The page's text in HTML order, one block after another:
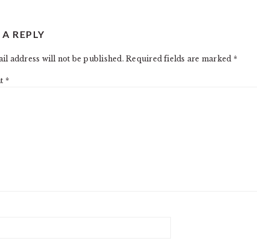
REPLY
address will not be published. Required fields are marked *
*